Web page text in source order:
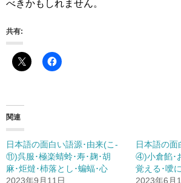
べきかもしれません。
共有:
関連
日本語の面白い語源･由来(こ-
⑪)呉服･極楽蜻蛉･寿･麹･胡
麻･炬燵･杮落とし･蝙蝠･心
2023年9月11日
日本語の面
④)小倉餡･
覚える･噯
2023年6月